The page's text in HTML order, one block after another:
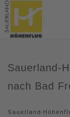
Sauerland-
nach Bad
Sauerland-